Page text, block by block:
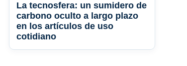
La tecnosfera: un sumidero de
carbono oculto a largo plazo
en los artículos de uso
cotidiano